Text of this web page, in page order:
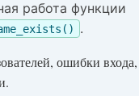
работа функции
.
ошибки